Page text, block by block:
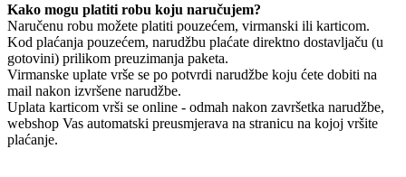
Kako mogu platiti robu koju naručujem?
Naručenu robu možete platiti pouzećem, virmanski ili karticom.
Kod plaćanja pouzećem, narudžbu plaćate direktno dostavljaču (u
gotovini) prilikom preuzimanja paketa.
Virmanske uplate vrše se po potvrdi narudžbe koju ćete dobiti na
mail nakon izvršene narudžbe.
Uplata karticom vrši se online - odmah nakon završetka narudžbe,
webshop Vas automatski preusmjerava na stranicu na kojoj vršite
plaćanje.